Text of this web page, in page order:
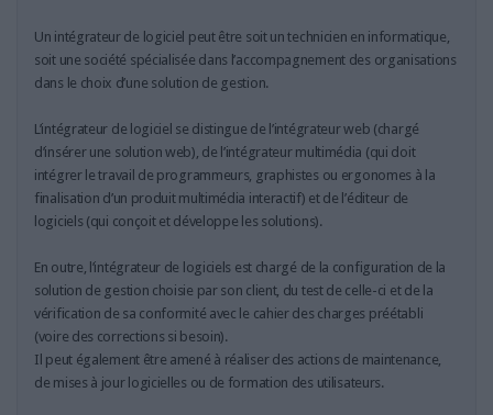
LES BASES DE DONNÉES
L'ESPACE EMPLOI
L'ANNUAIRE DES ACTEURS
LES LIVRES BLANCS
LES SUPPLÉMENTS
Un intégrateur de logiciel peut être soit un technicien en informatique,
soit une société spécialisée dans l’accompagnement des organisations
dans le choix d’une solution de gestion.
L’intégrateur de logiciel se distingue de l’intégrateur web (chargé
d’insérer une solution web), de l’intégrateur multimédia (qui doit
intégrer le travail de programmeurs, graphistes ou ergonomes à la
finalisation d’un produit multimédia interactif) et de l’éditeur de
logiciels (qui conçoit et développe les solutions).
En outre, l’intégrateur de logiciels est chargé de la configuration de la
solution de gestion choisie par son client, du test de celle-ci et de la
vérification de sa conformité avec le cahier des charges préétabli
(voire des corrections si besoin).
Il peut également être amené à réaliser des actions de maintenance,
de mises à jour logicielles ou de formation des utilisateurs.